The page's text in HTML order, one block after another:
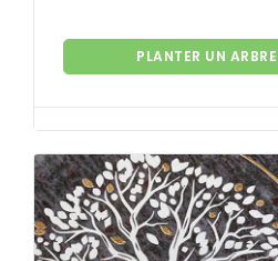
PLANTER UN